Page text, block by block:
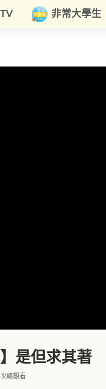
非常大學生
是但求其著
總觀看